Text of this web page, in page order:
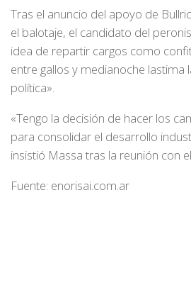
Tras el anuncio del apoyo de
el balotaje, el candidato del
idea de repartir cargos como
entre gallos y medianoche lastima
política».
«Tengo la decisión de hacer los
para consolidar el desarrollo
insistió Massa tras la reunión con
Fuente: enorisai.com.ar